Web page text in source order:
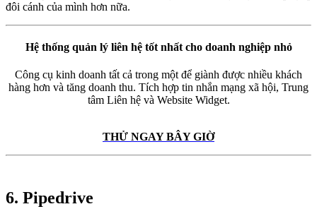
đôi cánh của mình hơn nữa.
Hệ thống quản lý liên hệ tốt nhất cho doanh nghiệp nhỏ
Công cụ kinh doanh tất cả trong một để giành được nhiều khách
hàng hơn và tăng doanh thu. Tích hợp tin nhắn mạng xã hội, Trung
tâm Liên hệ và Website Widget.
THỬ NGAY BÂY GIỜ
6. Pipedrive